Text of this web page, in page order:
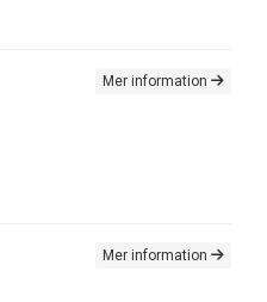
Mer information
Mer information